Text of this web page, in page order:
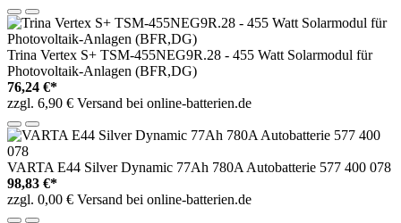
Trina Vertex S+ TSM-455NEG9R.28 - 455 Watt Solarmodul für
Photovoltaik-Anlagen (BFR,DG)
76,24 €*
zzgl. 6,90 € Versand bei online-batterien.de
VARTA E44 Silver Dynamic 77Ah 780A Autobatterie 577 400 078
98,83 €*
zzgl. 0,00 € Versand bei online-batterien.de